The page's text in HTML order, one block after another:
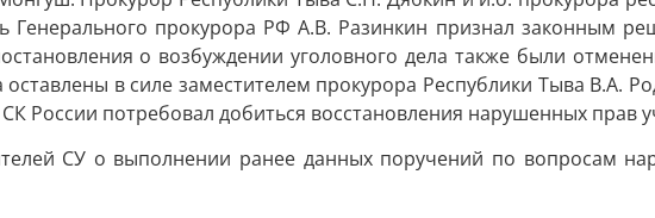
Генерального прокурора РФ А.В. Разинкин признал законным
о возбуждении уголовного дела также были
в силе заместителем прокурора Республики Тыва В.А.
России потребовал добиться восстановления нарушенных прав
СУ о выполнении ранее данных поручений по вопросам